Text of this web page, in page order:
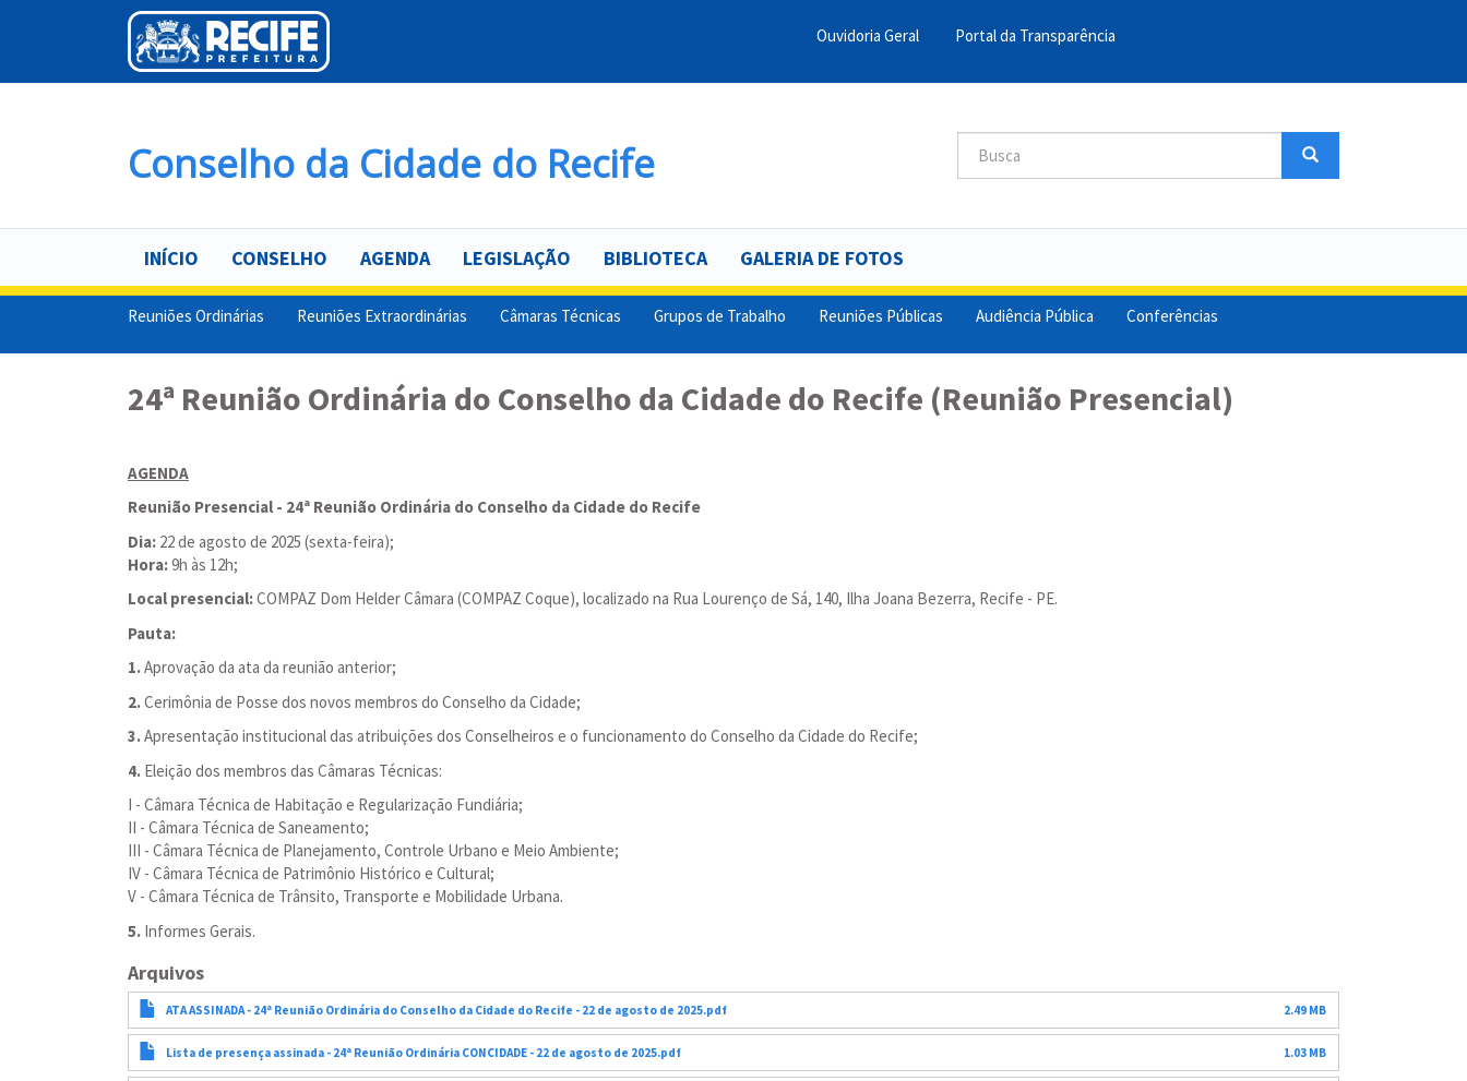
conteúdo
Menu
Barra
Ouvidoria Geral Portal da Transparência
Conselho da Cidade do Recife Buscar Busca
INÍCIO CONSELHO AGENDA LEGISLAÇÃO BIBLIOTECA GALERIA DE FOTOS
Reuniões Ordinárias Reuniões Extraordinárias Câmaras Técnicas Grupos de Trabalho Reuniões Públicas Audiência Pública Conferências
24ª Reunião Ordinária do Conselho da Cidade do Recife (Reunião Presencial)
AGENDA
Reunião Presencial - 24ª Reunião Ordinária do Conselho da Cidade do Recife
Dia: 22 de agosto de 2025 (sexta-feira);
Hora:9h às 12h;
Local presencial:COMPAZ Dom Helder Câmara (COMPAZ Coque), localizado na Rua Lourenço de Sá, 140, Ilha Joana Bezerra, Recife - PE.
Pauta:
1.Aprovação da ata da reunião anterior;
2.Cerimônia de Posse dos novos membros do Conselho da Cidade;
3.Apresentação institucional das atribuições dos Conselheiros e o funcionamento do Conselho da Cidade do Recife;
4. Eleição dos membros das Câmaras Técnicas:
I - Câmara Técnica de Habitação e Regularização Fundiária;
II - Câmara Técnica de Saneamento;
III - Câmara Técnica de Planejamento, Controle Urbano e Meio Ambiente;
IV - Câmara Técnica de Patrimônio Histórico e Cultural;
V - Câmara Técnica de Trânsito, Transporte e Mobilidade Urbana.
5. Informes Gerais.
Arquivos
ATA ASSINADA - 24ª Reunião Ordinária do Conselho da Cidade do Recife - 22 de agosto de 2025.pdf 2.49 MB
Lista de presença assinada - 24ª Reunião Ordinária CONCIDADE - 22 de agosto de 2025.pdf 1.03 MB